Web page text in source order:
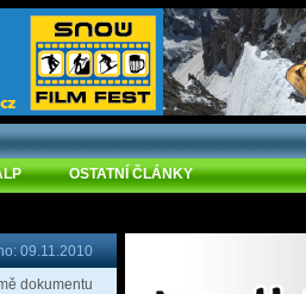
OSTATNÍ ČLÁNKY
09.11.2010
dokumentu